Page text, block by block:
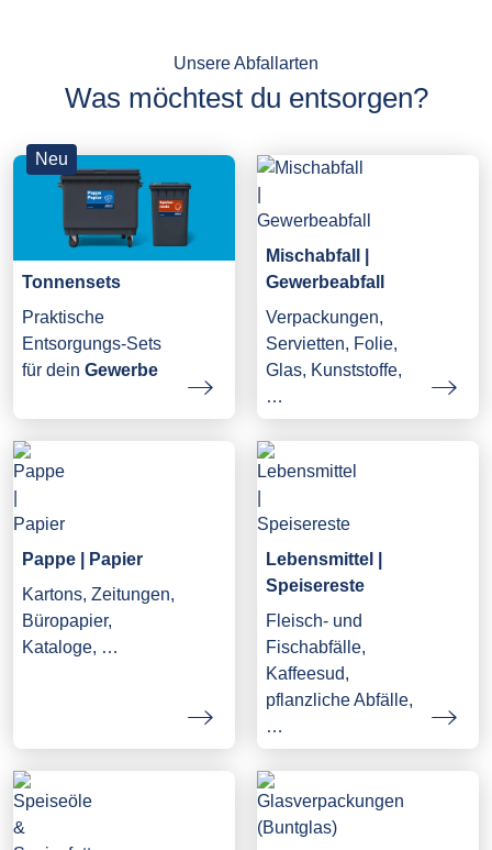
Unsere Abfallarten
Was möchtest du entsorgen?
Neu
Tonnensets
Praktische
Entsorgungs-Sets
für dein Gewerbe
Mischabfall |
Gewerbeabfall
Verpackungen,
Servietten, Folie,
Glas, Kunststoffe,
…
Pappe | Papier
Kartons, Zeitungen,
Büropapier,
Kataloge, …
Lebensmittel |
Speisereste
Fleisch- und
Fischabfälle,
Kaffeesud,
pflanzliche Abfälle,
…